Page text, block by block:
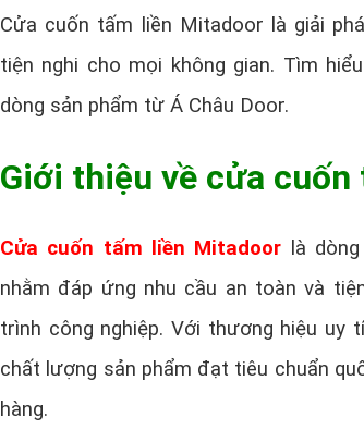
Cửa cuốn tấm liền Mitadoor là giải
tiện nghi cho mọi không gian. Tìm
dòng sản phẩm từ Á Châu Door.
Giới thiệu về cửa
Cửa cuốn tấm liền Mitadoor là
nhằm đáp ứng nhu cầu an toàn và
trình công nghiệp. Với thương hiệu uy
chất lượng sản phẩm đạt tiêu chuẩn
hàng.